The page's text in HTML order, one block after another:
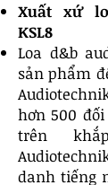
Xuất xứ
KSL8
Loa d&b
sản phẩm
hơn 500
trên
danh tiếng